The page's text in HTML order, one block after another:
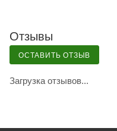
Отзывы
ОСТАВИТЬ ОТЗЫВ
Загрузка отзывов...